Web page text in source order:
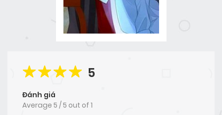
5
Đánh giá
Average 5 /5 out of 1